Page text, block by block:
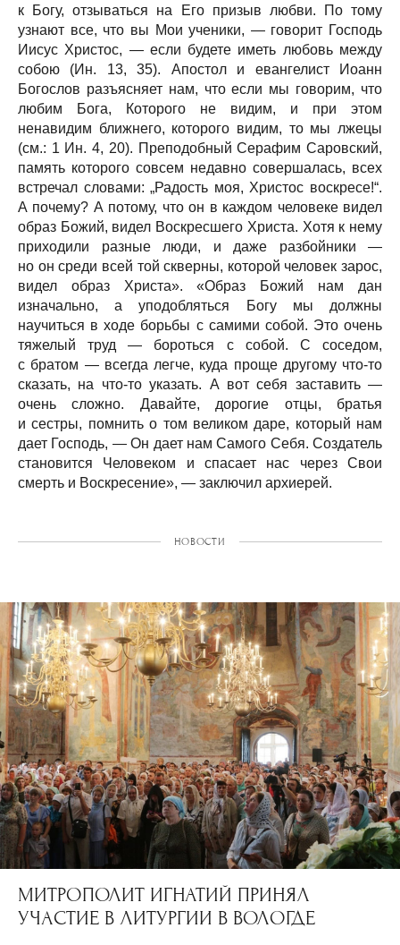
к Богу, отзываться на Его призыв любви. По тому
узнают все, что вы Мои ученики, — говорит Господь
Иисус Христос, — если будете иметь любовь между
собою (Ин. 13, 35). Апостол и евангелист Иоанн
Богослов разъясняет нам, что если мы говорим, что
любим Бога, Которого не видим, и при этом
ненавидим ближнего, которого видим, то мы лжецы
(см.: 1 Ин. 4, 20). Преподобный Серафим Саровский,
память которого совсем недавно совершалась, всех
встречал словами: „Радость моя, Христос воскресе!“.
А почему? А потому, что он в каждом человеке видел
образ Божий, видел Воскресшего Христа. Хотя к нему
приходили разные люди, и даже разбойники —
но он среди всей той скверны, которой человек зарос,
видел образ Христа». «Образ Божий нам дан
изначально, а уподобляться Богу мы должны
научиться в ходе борьбы с самими собой. Это очень
тяжелый труд — бороться с собой. С соседом,
с братом — всегда легче, куда проще другому что-то
сказать, на что-то указать. А вот себя заставить —
очень сложно. Давайте, дорогие отцы, братья
и сестры, помнить о том великом даре, который нам
дает Господь, — Он дает нам Самого Себя. Создатель
становится Человеком и спасает нас через Свои
смерть и Воскресение», — заключил архиерей.
НОВОСТИ
МИТРОПОЛИТ ИГНАТИЙ ПРИНЯЛ
УЧАСТИЕ В ЛИТУРГИИ В ВОЛОГДЕ